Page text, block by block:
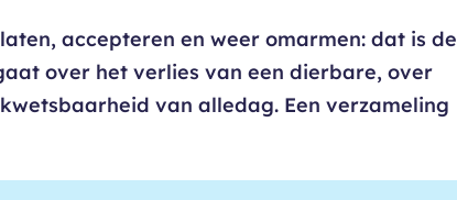
accepteren en weer omarmen: dat is de
over het verlies van een dierbare, over
van alledag. Een verzameling